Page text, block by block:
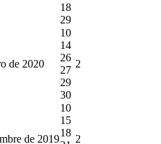
18
29
de 2020
10
14
26
27
29
30
2
de 2019
10
15
18
2